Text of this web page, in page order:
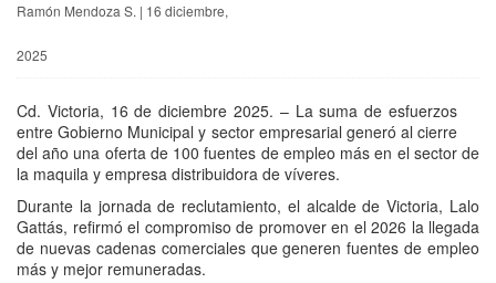
Ramón Mendoza S. | 16 diciembre,
2025
Cd. Victoria, 16 de diciembre 2025. – La suma de esfuerzos
entre Gobierno Municipal y sector empresarial generó al cierre
del año una oferta de 100 fuentes de empleo más en el sector de
la maquila y empresa distribuidora de víveres.
Durante la jornada de reclutamiento, el alcalde de Victoria, Lalo
Gattás, refirmó el compromiso de promover en el 2026 la llegada
de nuevas cadenas comerciales que generen fuentes de empleo
más y mejor remuneradas.